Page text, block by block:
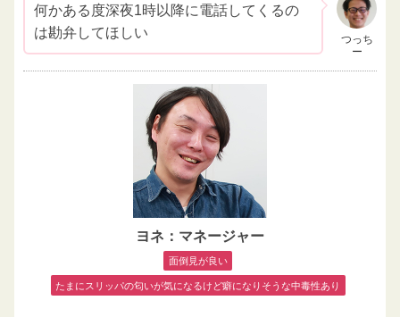
つっち
ー
何かある度深夜1時以降に電話してくるの
は勘弁してほしい
ヨネ：マネージャー
面倒見が良い
たまにスリッパの匂いが気になるけど癖になりそうな中毒性あり